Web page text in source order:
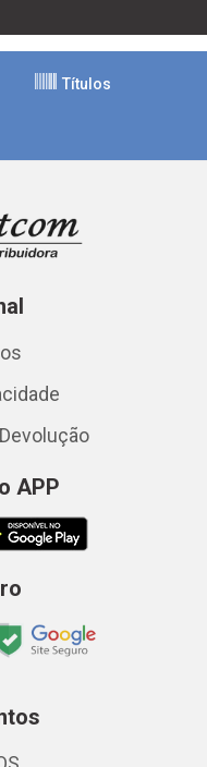
Títulos
APP